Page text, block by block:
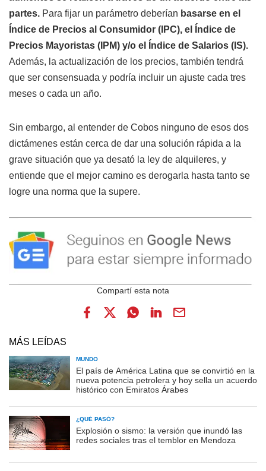
partes. Para fijar un parámetro deberían basarse en el
Índice de Precios al Consumidor (IPC), el Índice de
Precios Mayoristas (IPM) y/o el Índice de Salarios (IS).
Además, la actualización de los precios, también tendrá
que ser consensuada y podría incluir un ajuste cada tres
meses o cada un año.
Sin embargo, al entender de Cobos ninguno de esos dos
dictámenes están cerca de dar una solución rápida a la
grave situación que ya desató la ley de alquileres, y
entiende que el mejor camino es derogarla hasta tanto se
logre una norma que la supere.
MÁS LEÍDAS
MUNDO
El país de América Latina que se convirtió en la
nueva potencia petrolera y hoy sella un acuerdo
histórico con Emiratos Árabes
¿QUÉ PASÓ?
Explosión o sismo: la versión que inundó las
redes sociales tras el temblor en Mendoza